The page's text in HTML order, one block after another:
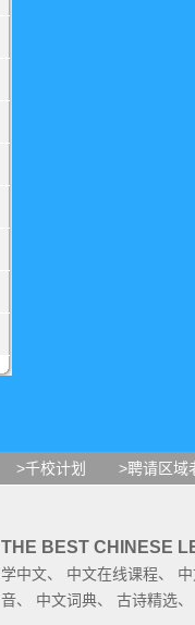
>千校计划 >聘请区域
THE BEST CHINESE
学中文、 中文在线课程、
音、 中文词典、 古诗精选